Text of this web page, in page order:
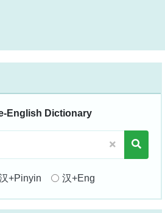
English Dictionary
+Pinyin 汉+Eng